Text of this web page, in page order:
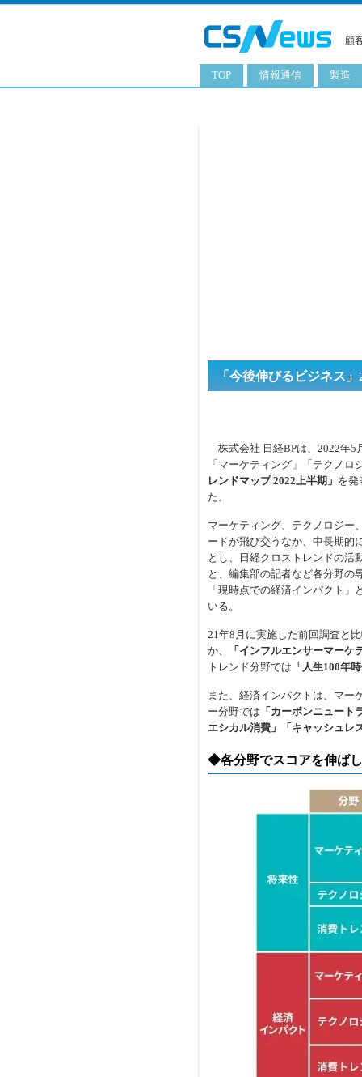
顧
TOP 情報通信 製造
「今後伸びるビジネス
株式会社 日経BPは、2022年5
「マーケティング」「テクノ
レンドマップ 2022上半期」 を発
た。
マーケティング、テクノロジー
ードが飛び交うなか、中長期的
とし、日経クロストレンドの活
と、編集部の記者など各分野の
「現時点での経済インパクト
いる。
21年8月に実施した前回調査と
か、
「インフルエンサーマー
トレンド分野では 「人生100年
また、経済インパクトは、マー
ー分野では 「カーボンニュー
エシカル消費」「キャッシュレ
◆各分野でスコアを伸ば